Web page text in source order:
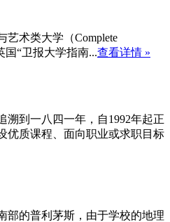
艺术类大学（Complete
国“卫报大学指南...查看详情 »
溯到一八四一年，自1992年起正
优质课程、面向职业或求职目标
部的普利茅斯，由于学校的地理